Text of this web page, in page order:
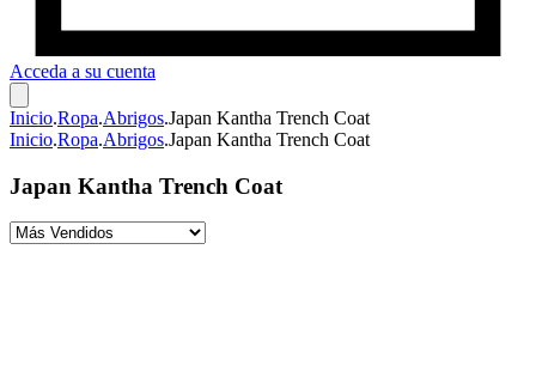
Acceda a su cuenta
Inicio.Ropa.Abrigos.Japan Kantha Trench Coat
Inicio.Ropa.Abrigos.Japan Kantha Trench Coat
Japan Kantha Trench Coat